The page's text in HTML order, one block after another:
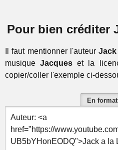
Pour bien créditer
Il faut mentionner l'auteur Jack
musique Jacques et la
copier/coller l'exemple ci-
En